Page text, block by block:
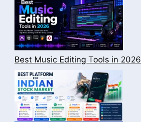
Best Music Editing Tools in 2026